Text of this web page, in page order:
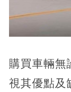
購買車輛無
視其優點及